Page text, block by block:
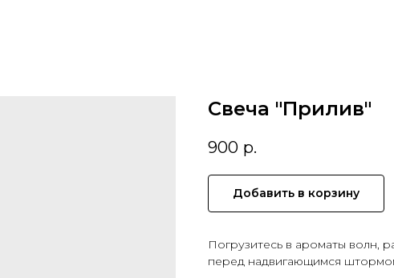
Свеча "Прилив"
900 р.
Добавить в корзину
Погрузитесь в ароматы волн,
перед надвигающимся